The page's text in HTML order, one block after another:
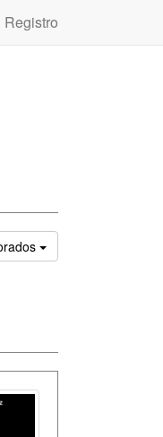
Registro
Ordenar